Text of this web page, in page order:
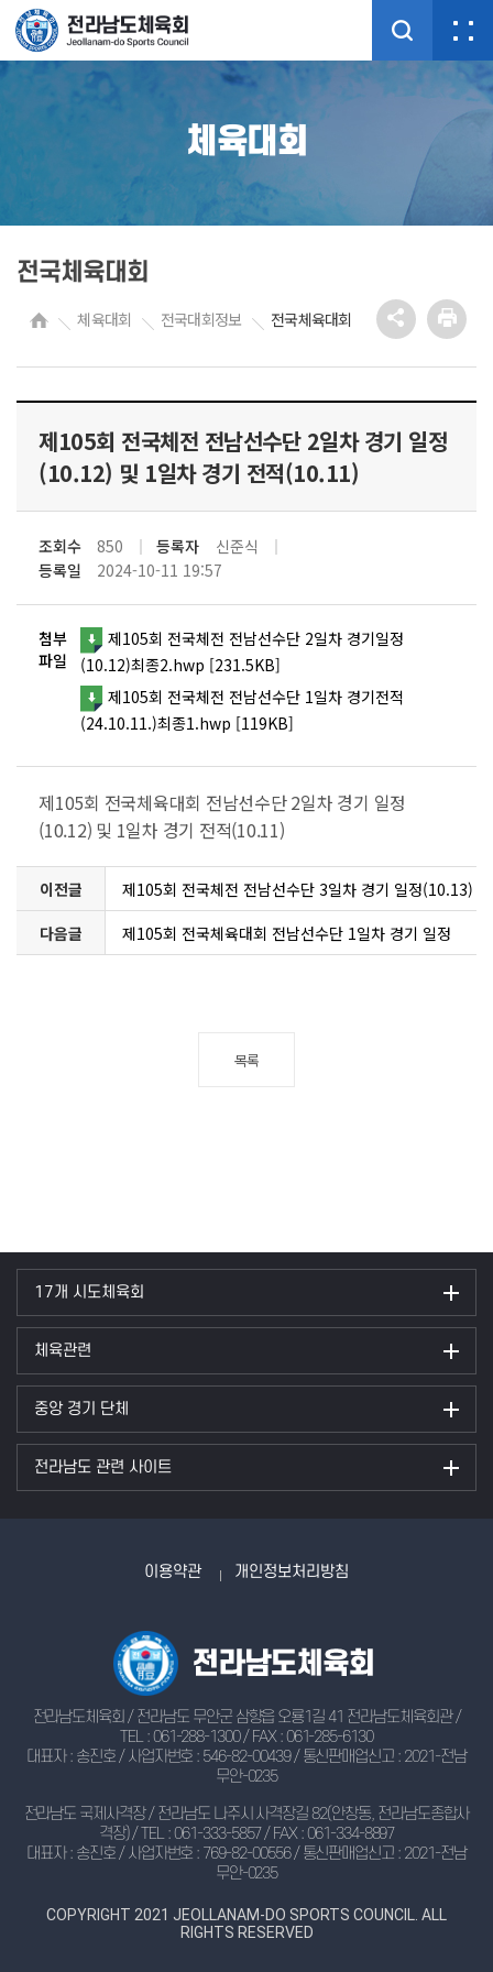
체육대회
전국체육대회
체육대회 전국대회정보 전국체육대회
제105회 전국체전 전남선수단 2일차 경기 일정
(10.12) 및 1일차 경기 전적(10.11)
조회수 850 등록자
신준식
등록일
2024-10-11 19:57
첨부
파일
제105회 전국체전 전남선수단 2일차 경기일정
(10.12)최종2.hwp [231.5KB]
제105회 전국체전 전남선수단 1일차 경기전적
(24.10.11.)최종1.hwp [119KB]
제105회 전국체육대회 전남선수단 2일차 경기 일정
(10.12) 및 1일차 경기 전적(10.11)
이전글
제105회 전국체전 전남선수단 3일차 경기 일정(10.13)
및 2일차 경기 전적(10.12)
다음글
제105회 전국체육대회 전남선수단 1일차 경기 일정
목록
17개 시도체육회
체육관련
중앙 경기 단체
전라남도 관련 사이트
이용약관 개인정보처리방침
전라남도체육회 / 전라남도 무안군 삼향읍 오룡1길 41 전라남도체육회관 /
TEL : 061-288-1300 / FAX : 061-285-6130
대표자 : 송진호 / 사업자번호 : 546-82-00439 / 통신판매업신고 : 2021-전남
무안-0235
전라남도 국제사격장 / 전라남도 나주시 사격장길 82(안창동, 전라남도종합사
격장) / TEL : 061-333-5857 / FAX : 061-334-8897
대표자 : 송진호 / 사업자번호 : 769-82-00556 / 통신판매업신고 : 2021-전남
무안-0235
COPYRIGHT 2021 JEOLLANAM-DO SPORTS COUNCIL. ALL
RIGHTS RESERVED